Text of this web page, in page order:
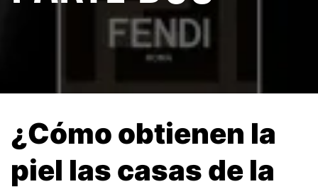
¿Cómo obtienen la
piel las casas de la